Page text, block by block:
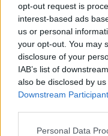
opt-out request is
interest-based ads
us or personal
your opt-out. You may
disclosure of your
IAB’s list of
also be disclosed by
Downstream
Please note that this
Personal Data